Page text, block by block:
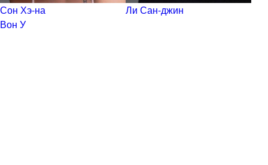
Сон Хэ-на
Ли Сан-джин
Вон У